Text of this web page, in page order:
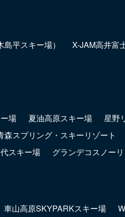
平スキー場）
X-JAM高井富
場 夏油高原スキー場
星野
森スプリング・スキーリゾート
スキー場 グランデコスノー
車山高原SKYPARKスキー場